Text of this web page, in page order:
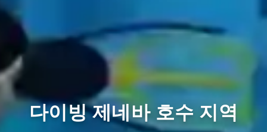
다이빙 제네바 호수 지역